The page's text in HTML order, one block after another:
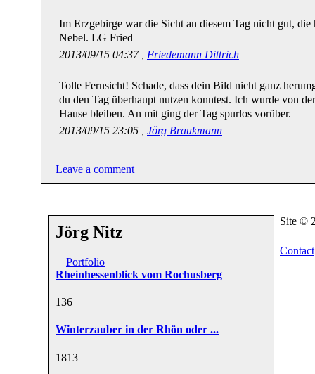
Im Erzgebirge war die Sicht an diesem Tag nicht gut,
Nebel. LG Fried
2013/09/15 04:37 , Friedemann Dittrich
Tolle Fernsicht! Schade, dass dein Bild nicht ganz
du den Tag überhaupt nutzen konntest. Ich wurde von
Hause bleiben. An mit ging der Tag spurlos vorüber.
2013/09/15 23:05 , Jörg Braukmann
Leave a comment
Jörg Nitz
Portfolio
Rheinhessenblick vom Rochusberg
136
Winterzauber in der Rhön oder ...
1813
Site ©
Contact